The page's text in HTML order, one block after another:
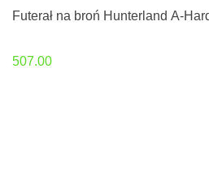
Futerał na broń Hunterland A-
507.00